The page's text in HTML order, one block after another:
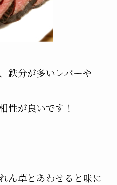
鉄分が多いレバーや
性が良いです！
ん草とあわせると味に